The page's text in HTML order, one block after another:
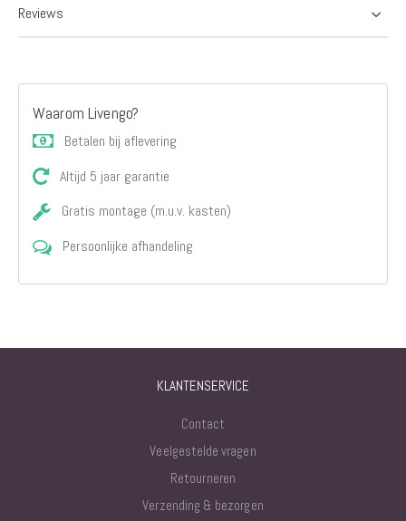
Reviews
Waarom Livengo?
Betalen bij aflevering
Altijd 5 jaar garantie
Gratis montage (m.u.v. kasten)
Persoonlijke afhandeling
KLANTENSERVICE
Contact
Veelgestelde vragen
Retourneren
Verzending & bezorgen